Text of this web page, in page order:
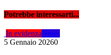
Potrebbe interessarti...
In evidenzaNews
5 Gennaio 20260